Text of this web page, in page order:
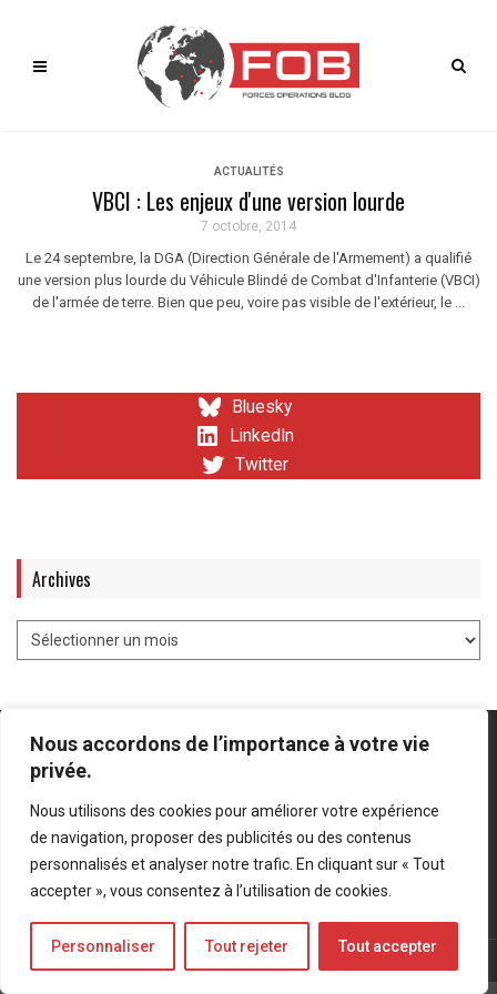
Nous accordons de l’importance à votre vie
privée.
Nous utilisons des cookies pour améliorer votre expérience
de navigation, proposer des publicités ou des contenus
personnalisés et analyser notre trafic. En cliquant sur « Tout
accepter », vous consentez à l’utilisation de cookies.
Personnaliser Tout rejeter Tout accepter
ACTUALITÉS
VBCI : Les enjeux d'une version lourde
7 octobre, 2014
Le 24 septembre, la DGA (Direction Générale de l'Armement) a qualifié
une version plus lourde du Véhicule Blindé de Combat d'Infanterie (VBCI)
de l'armée de terre. Bien que peu, voire pas visible de l'extérieur, le ...
Bluesky
LinkedIn
Twitter
Archives
Mentions légales-Politique de confidentialité
Bluesky
LinkedIn
Twitter
© Forces Operations Blog - 2022